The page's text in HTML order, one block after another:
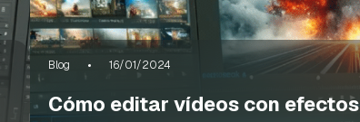
Blog 16/01/2024
Cómo editar vídeos con efectos